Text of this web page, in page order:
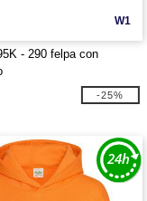
W1
- 290 felpa con
-25%